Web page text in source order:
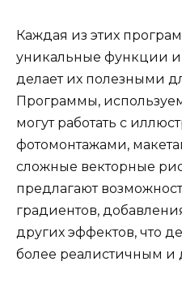
Каждая из этих
уникальные функции и
делает их полезными
Программы,
могут работать с
фотомонтажами,
сложные векторные
предлагают
градиентов,
других эффектов, что
более реалистичным и